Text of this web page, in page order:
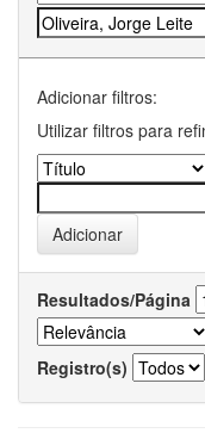
Adicionar filtros:
Utilizar filtros para
Resultados/Página
Registro(s)